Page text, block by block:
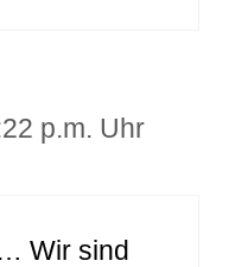
p.m. Uhr
Wir sind